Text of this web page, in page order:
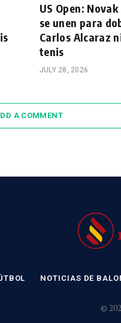
US Open:
se unen para
Carlos Alcaraz
tenis
JULY 28, 2026
A COMMENT
NOTICIAS DE
©